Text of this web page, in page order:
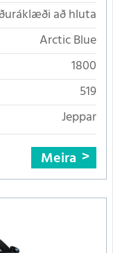
að hluta
Arctic Blue
1800
519
Jeppar
Meira